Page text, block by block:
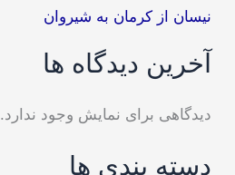
نیسان از کرمان به شیروان
آخرین دیدگاه ها
دیدگاهی برای نمایش وجود ندارد.
دسته بندی ها